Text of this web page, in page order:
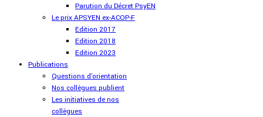
Parution du Décret PsyEN
Le prix APSYEN ex-ACOP-F
Edition 2017
Edition 2018
Edition 2023
Publications
Questions d'orientation
Nos collègues publient
Les initiatives de nos
collègues